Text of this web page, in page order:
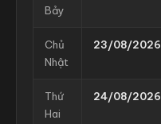
Bảy
Chủ
Nhật
23/08/2026
Thứ
Hai
24/08/2026